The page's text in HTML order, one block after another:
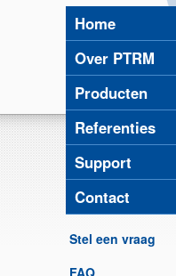
Home
Over PTRM
Producten
Referenties
Support
Contact
Stel een vraag
FAQ